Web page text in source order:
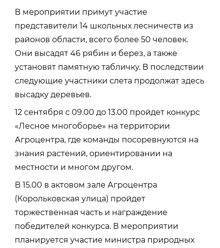
В мероприятии примут участие
представители 14 школьных лесничеств из
районов области, всего более 50 человек.
Они высадят 46 рябин и берез, а также
установят памятную табличку. В последствии
следующие участники слета продолжат здесь
высадку деревьев.
12 сентября с 09.00 до 13.00 пройдет конкурс
«Лесное многоборье» на территории
Агроцентра, где команды посоревнуются на
знания растений, ориентировании на
местности и многом другом.
В 15.00 в актовом зале Агроцентра
(Корольковская улица) пройдет
торжественная часть и награждение
победителей конкурса. В мероприятии
планируется участие министра природных